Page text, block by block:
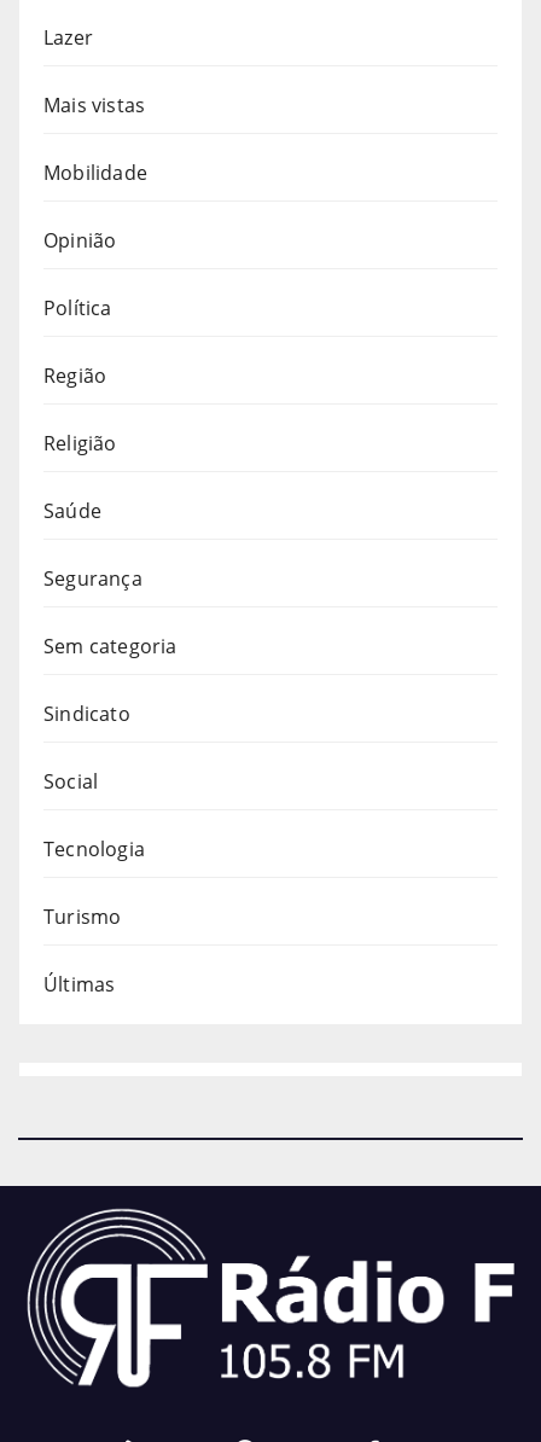
Lazer
Mais vistas
Mobilidade
Opinião
Política
Região
Religião
Saúde
Segurança
Sem categoria
Sindicato
Social
Tecnologia
Turismo
Últimas